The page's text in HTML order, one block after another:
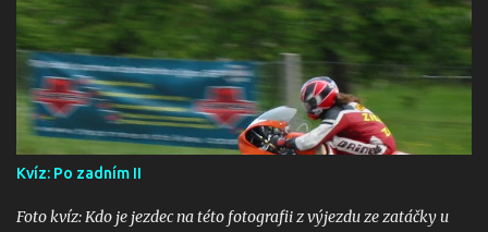
Kvíz: Po zadním II
Foto kvíz: Kdo je jezdec na této fotografii z výjezdu ze zatáčky u